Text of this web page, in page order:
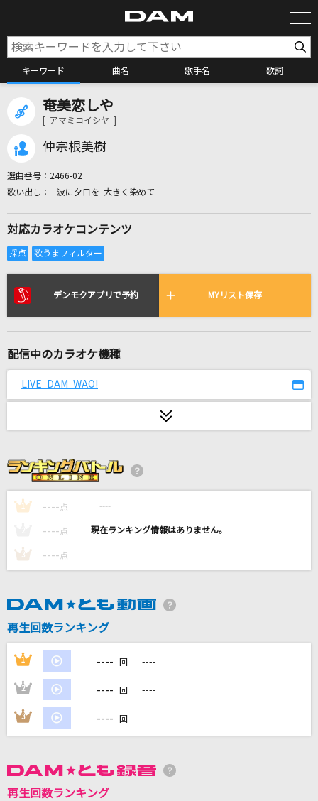
キーワード 曲名 歌手名 歌詞
リアルタイムで歌われている曲の一覧
ギブス
花無双
[良音]Let yourself go,Let myself go
Dragon Ash
T-BOLAN
八舞耶倶矢(CV:内田真礼)&八舞夕弦(CV:ブリドカットセーラ恵美)
Amore～僕は君に愛を叫ぶ～
M!LK
シルシ
LiSA
椎名林檎
奄美恋しや
[ アマミコイシヤ ]
仲宗根美樹
選曲番号： 2466-02
波に夕日を 大きく染めて
対応カラオケコンテンツ
デンモクアプリで予約 MYリスト保存
配信中のカラオケ機種
LIVE DAM WAO!
1 ---- 点 ----
---- 点 ----
3 ---- 点 ----
再生回数ランキング
1 ---- 回 ----
2 ---- 回 ----
3 ---- 回 ----
再生回数ランキング